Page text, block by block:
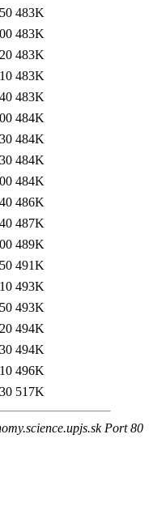
483K
483K
483K
483K
483K
484K
484K
484K
484K
486K
487K
489K
491K
493K
493K
494K
494K
496K
517K
Port 80